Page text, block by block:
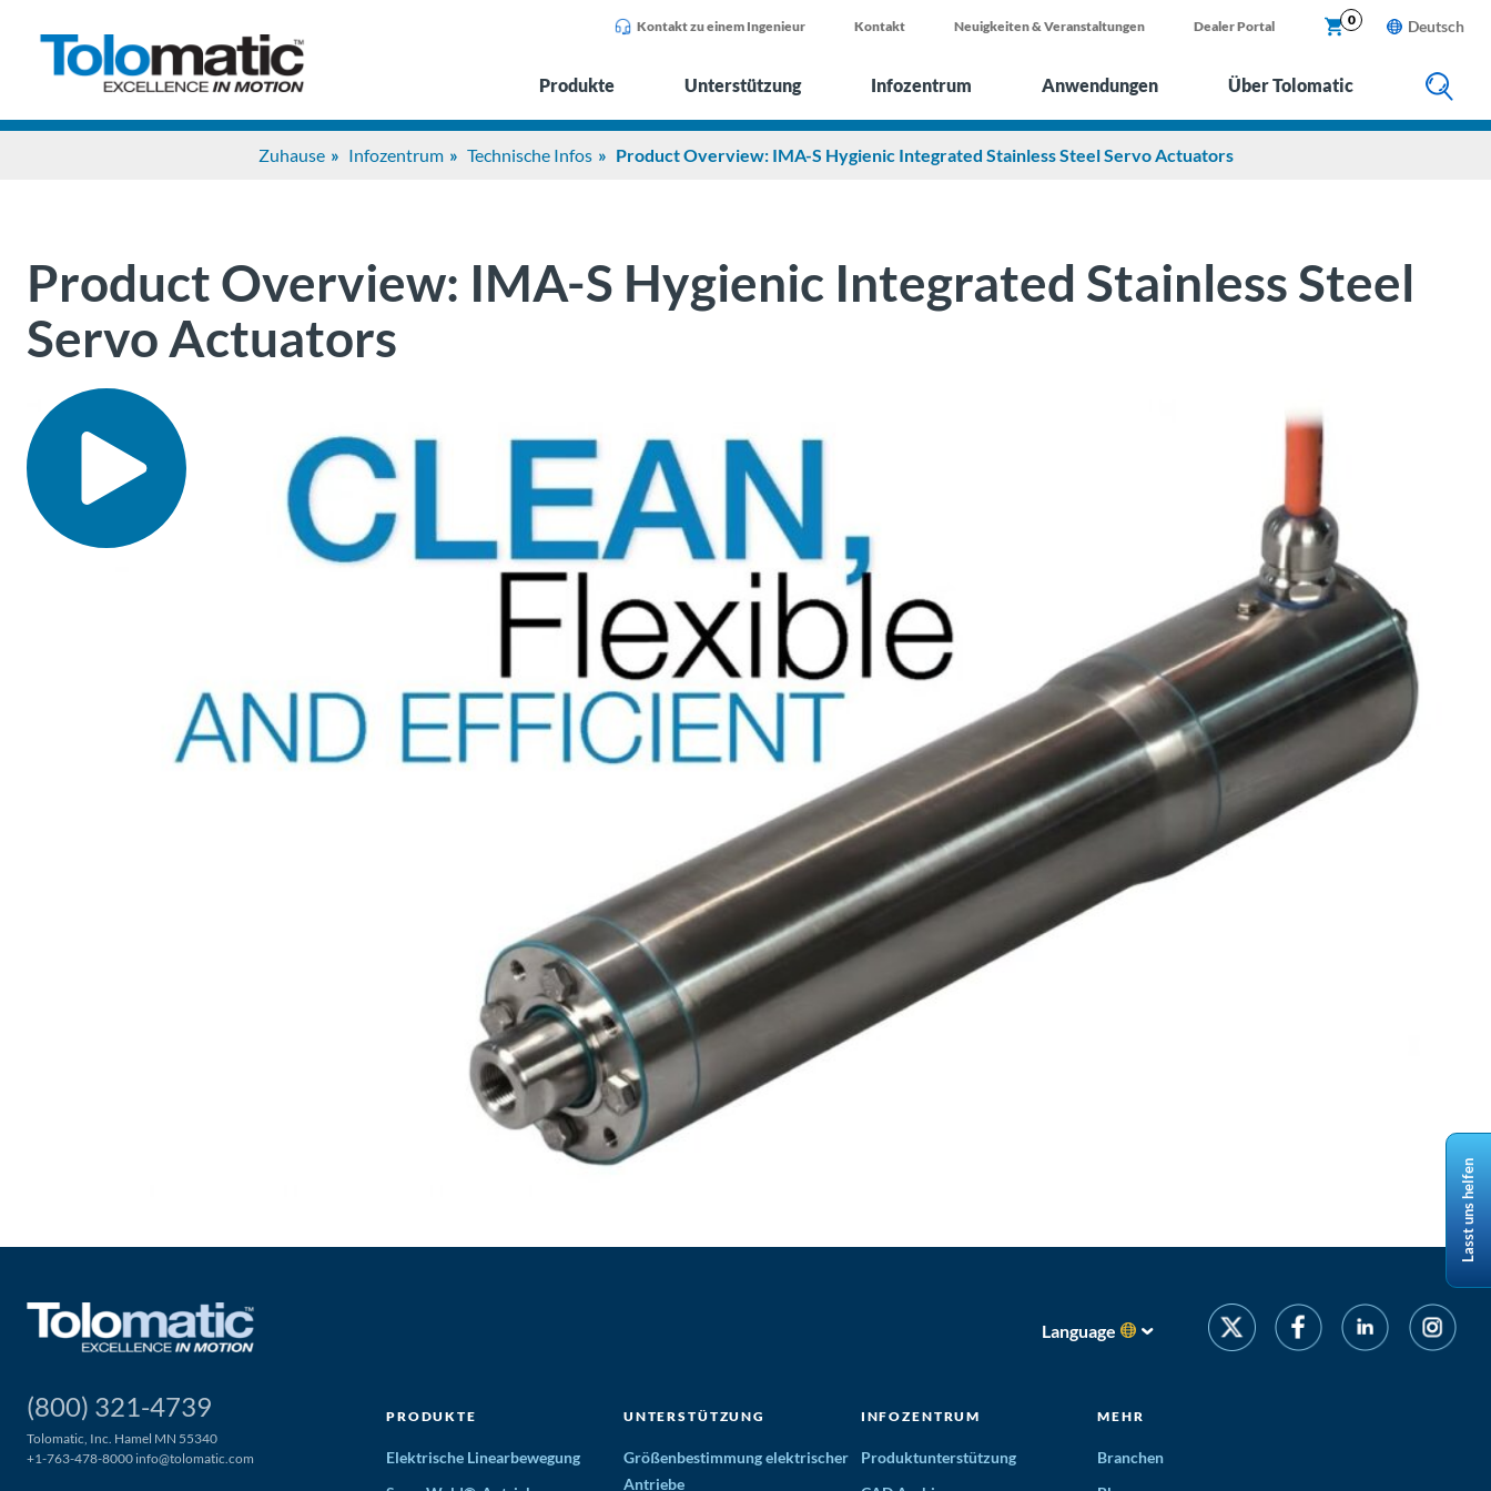
X
Kontakt zu einem Ingenieur Kontakt Neuigkeiten & Veranstaltungen Dealer Portal 0 Deutsch
Produkte Unterstützung Infozentrum Anwendungen Über Tolomatic
Zuhause Infozentrum Technische Infos Product Overview: IMA-S Hygienic Integrated Stainless Steel Servo Actuators
Product Overview: IMA-S Hygienic Integrated Stainless Steel
Servo Actuators
Language
(800) 321-4739
Tolomatic, Inc. Hamel MN 55340
+1-763-478-8000 info@tolomatic.com
PRODUKTE
Elektrische Linearbewegung
UNTERSTÜTZUNG
Größenbestimmung elektrischer
Antriebe
INFOZENTRUM
Produktunterstützung
MEHR
Branchen
Lasst uns helfen